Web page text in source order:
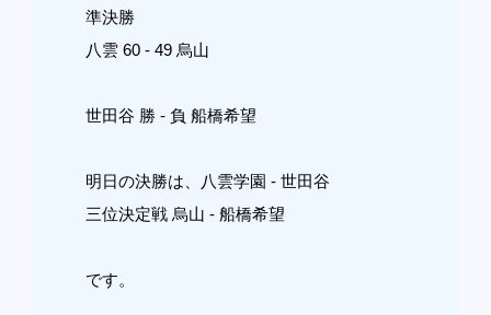
準決勝
八雲 60 - 49 烏山
世田谷 勝 - 負 船橋希望
明日の決勝は、八雲学園 - 世田谷
三位決定戦 烏山 - 船橋希望
です。